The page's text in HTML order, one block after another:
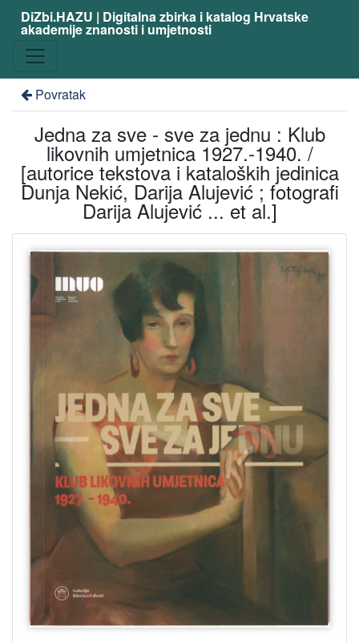
DiZbi.HAZU | Digitalna zbirka i katalog Hrvatske
akademije znanosti i umjetnosti
Povratak
Jedna za sve - sve za jednu : Klub
likovnih umjetnica 1927.-1940. /
[autorice tekstova i kataloških jedinica
Dunja Nekić, Darija Alujević ; fotografi
Darija Alujević ... et al.]